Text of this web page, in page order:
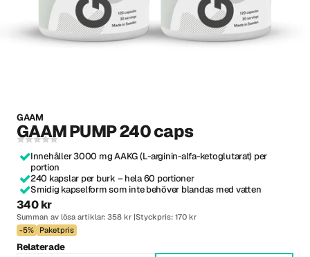
GAAM
GAAM PUMP 240 caps
Innehåller 3000 mg AAKG (L-arginin-alfa-ketoglutarat) per
portion
240 kapslar per burk – hela 60 portioner
Smidig kapselform som inte behöver blandas med vatten
340 kr
Summan av lösa artiklar: 358 kr Styckpris: 170 kr
-5%
Paketpris
Relaterade